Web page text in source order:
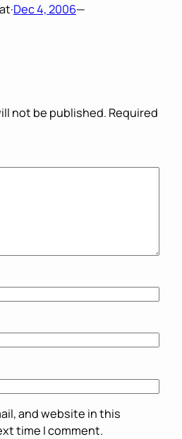
·Dec 4, 2006—
not be published. Required
and website in this
time I comment.